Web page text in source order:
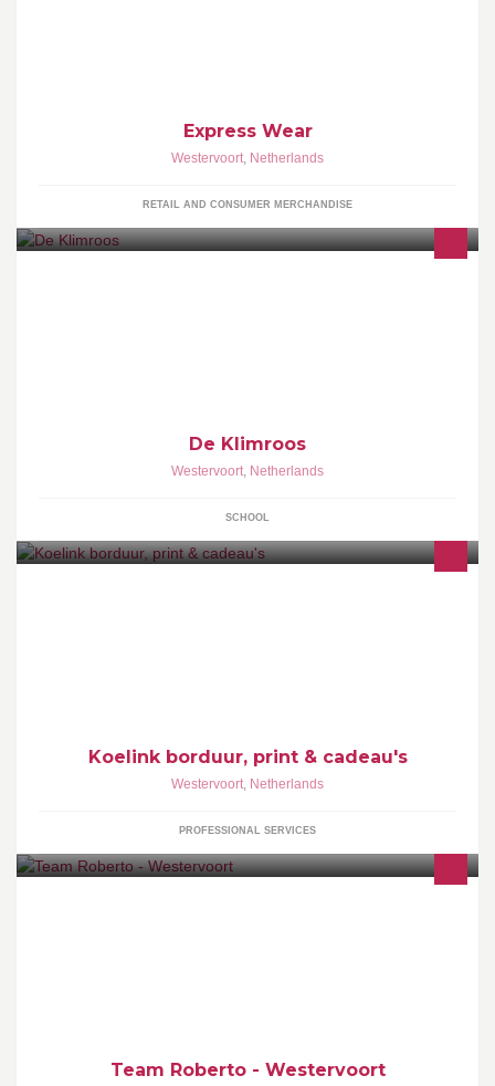
Express Wear
Westervoort, Netherlands
RETAIL AND CONSUMER MERCHANDISE
De Klimroos
Westervoort, Netherlands
SCHOOL
Koelink borduur, print & cadeau's
Westervoort, Netherlands
PROFESSIONAL SERVICES
Team Roberto - Westervoort